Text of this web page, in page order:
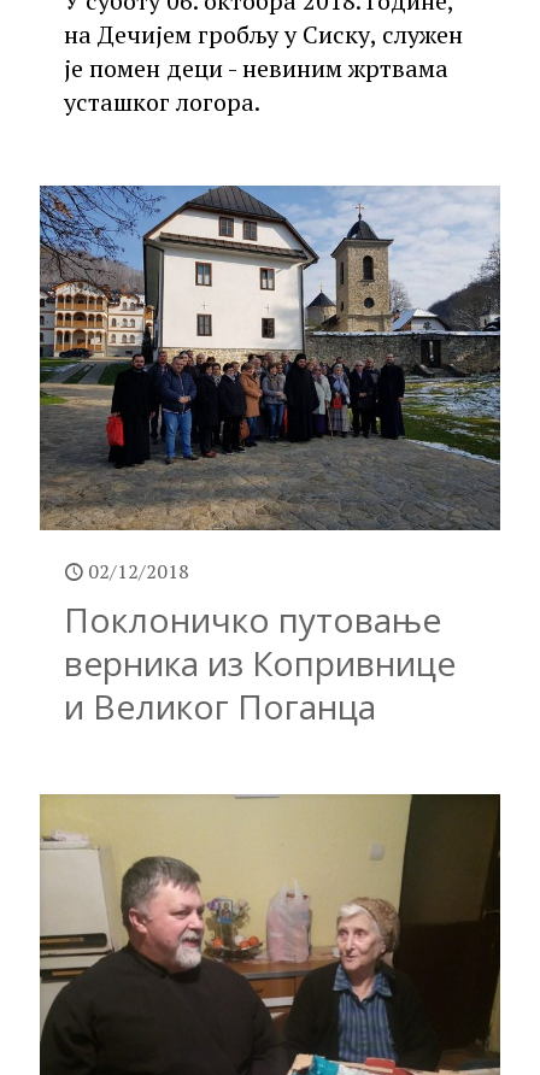
на Дечијем гробљу у Сиску, служен
је помен деци - невиним жртвама
усташког логора.
02/12/2018
Поклоничко путовање
верника из Копривнице
и Великог Поганца